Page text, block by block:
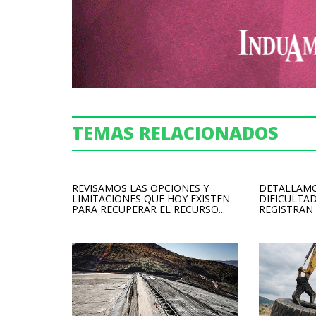
TEMAS RELACIONADOS
REVISAMOS LAS OPCIONES Y
LIMITACIONES QUE HOY EXISTEN
PARA RECUPERAR EL RECURSO...